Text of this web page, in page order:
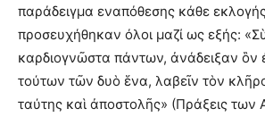
παράδειγμα εναπόθεσης κάθε
προσευχήθηκαν όλοι μαζί ως εξής:
καρδιογνῶστα πάντων, ἀνάδειξαν ὃν
τούτων τῶν δυὸ ἕνα, λαβεῖν τὸν
ταύτης καὶ ἀποστολῆς» (Πράξεις των